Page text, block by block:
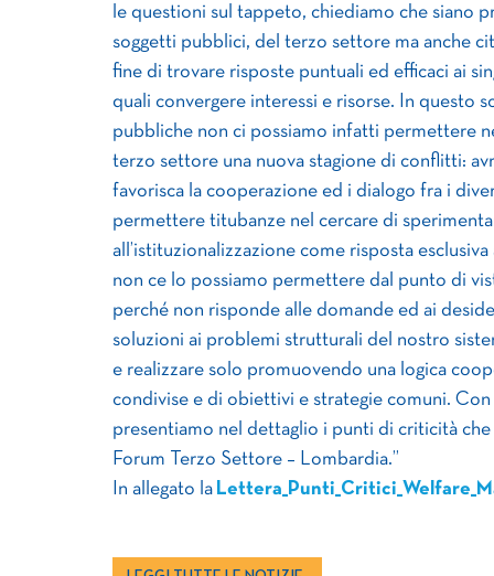
le questioni sul tappeto, chiediamo che siano
soggetti pubblici, del terzo settore ma anche
fine di trovare risposte puntuali ed efficaci ai
quali convergere interessi e risorse. In questo
pubbliche non ci possiamo infatti permettere
terzo settore una nuova stagione di conflitti:
favorisca la cooperazione ed i dialogo fra i
permettere titubanze nel cercare di
all’istituzionalizzazione come risposta
non ce lo possiamo permettere dal punto di
perché non risponde alle domande ed ai
soluzioni ai problemi strutturali del nostro
e realizzare solo promuovendo una logica
condivise e di obiettivi e strategie comuni.
presentiamo nel dettaglio i punti di criticità che
Forum Terzo Settore – Lombardia.”
In allegato la